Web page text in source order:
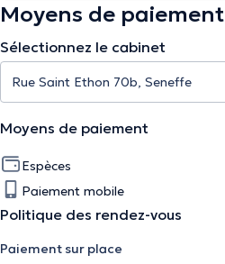
Moyens de paiement
Sélectionnez le cabinet
Moyens de paiement
Espèces
Paiement mobile
Politique des rendez-vous
Paiement sur place